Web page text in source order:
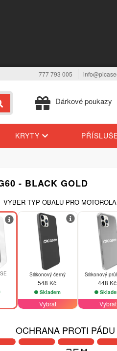
777 793 005
Dárkové poukazy
KRYTY
- BLACK GOLD
VYBER TYP OBALU PRO
Silikonový černý
548 Kč
Skladem
Vybrat
Silikonový
448 Kč
Vybrat
OCHRANA PROTI